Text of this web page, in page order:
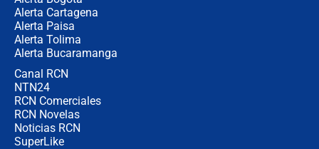
Alerta Cartagena
Alerta Paisa
Alerta Tolima
Alerta Bucaramanga
Canal RCN
NTN24
RCN Comerciales
RCN Novelas
Noticias RCN
SuperLike